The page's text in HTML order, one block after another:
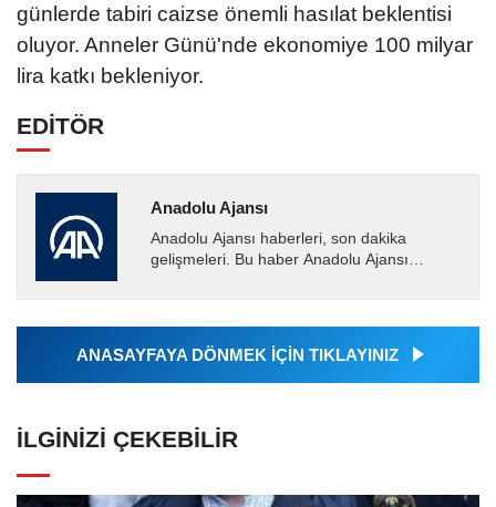
günlerde tabiri caizse önemli hasılat beklentisi
oluyor. Anneler Günü'nde ekonomiye 100 milyar
lira katkı bekleniyor.
EDİTÖR
Anadolu Ajansı
Anadolu Ajansı haberleri, son dakika
gelişmeleri. Bu haber Anadolu Ajansı
tarafından geçilen tüm...
ANASAYFAYA DÖNMEK İÇİN TIKLAYINIZ
İLGINIZI ÇEKEBILIR